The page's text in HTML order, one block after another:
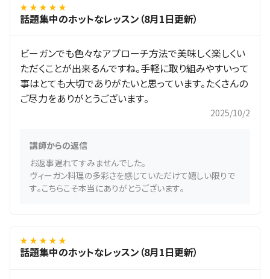
★ ★ ★ ★ ★
話題集中のホットなレッスン（8月1日更新）
ビーガンでも色々なアプローチ方法で美味しく楽しくい
ただくことが出来るんですね。手軽に取り組みやすいって
事はとても大切でありがたいと思っています。たくさんの
ご尽力をありがとうございます。
2025/10/2
講師からの返信
お返事遅れてすみませんでした。
ヴィーガン料理の多彩さを感じていただけて嬉しい限りで
す。こちらこそ本当にありがとうございます。
★ ★ ★ ★ ★
話題集中のホットなレッスン（8月1日更新）